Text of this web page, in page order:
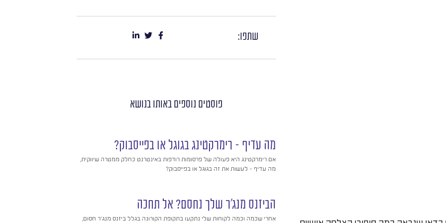
שתפו:
פוסטים נוספים באותו בנושא
מה עדיף – רימרקטינג בגוגל או בפייסבוק?
אם רימרקטינג היא פעולה של פרסומות רודפות באינטרנט כחלק ממטרה שיווקית,
מה עדיף – לעשות את זה בגוגל או בפייסבוק?
הביזנס מנג'ר שלך נחסם? אל תחכה
אחרי שכמה וכמה לקוחות שלי נתקעו בתקופת הקורונה בגלל ביזנס מנג'ר חסום,